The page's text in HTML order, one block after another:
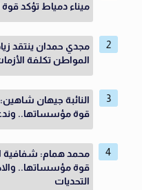
ميناء دمياط تؤكد
مجدي حمدان ينتقد
المواطن تكلفة
النائبة جيهان
قوة مؤسساتها..
محمد همام: شفافية
قوة مؤسساتها..
التحديات